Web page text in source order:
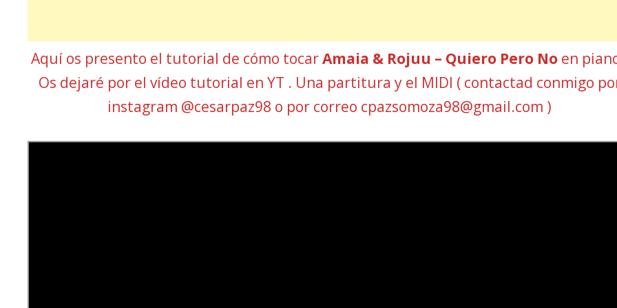
Aquí os presento el tutorial de cómo tocarAmaia & Rojuu – Quiero Pero No en
Os dejaré por el vídeo tutorial en YT . Una partitura y el MIDI ( contactad conmigo
instagram @cesarpaz98 o por correo cpazsomoza98@gmail.com )